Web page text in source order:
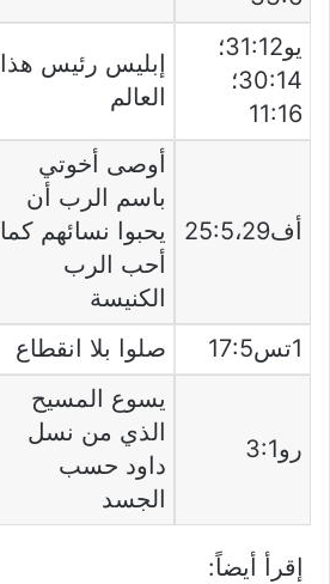
يو31:12؛
30:14؛
11:16
إبليس رئيس هذا
العالم
أف25:5،29
أوصى أخوتي
باسم الرب أن
يحبوا نسائهم كما
أحب الرب
الكنيسة
1تس17:5 صلوا بلا انقطاع
رو3:1
يسوع المسيح
الذي من نسل
داود حسب
الجسد
إقرأ أيضاً: